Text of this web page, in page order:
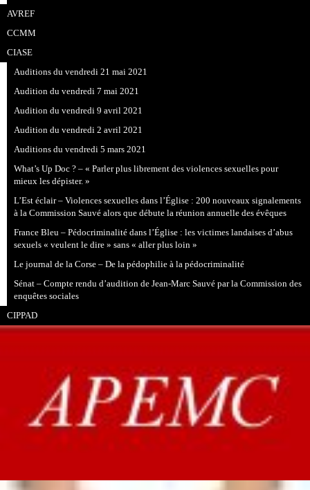
AVREF
CCMM
CIASE
Auditions du vendredi 21 mai 2021
Audition du vendredi 7 mai 2021
Audition du vendredi 9 avril 2021
Audition du vendredi 2 avril 2021
Auditions du vendredi 5 mars 2021
What’s Up Doc ? – « Parler plus librement des violences sexuelles pour
mieux les dépister. »
L’Est éclair – Violences sexuelles dans l’Église : 200 nouveaux signalements
à la Commission Sauvé alors que débute la réunion annuelle des évêques
France Bleu – Pédocriminalité dans l’Église : les victimes landaises d’abus
sexuels « veulent le dire » sans « aller plus loin »
Le journal de la Corse – De la pédophilie à la pédocriminalité
Sénat – Compte rendu d’audition de Jean-Marc Sauvé par la Commission des
enquêtes sociales
CIPPAD